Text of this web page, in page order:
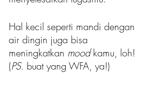
Hal kecil seperti mandi dengan
air dingin juga bisa
meningkatkan mood kamu, loh!
(PS. buat yang WFA, ya!)